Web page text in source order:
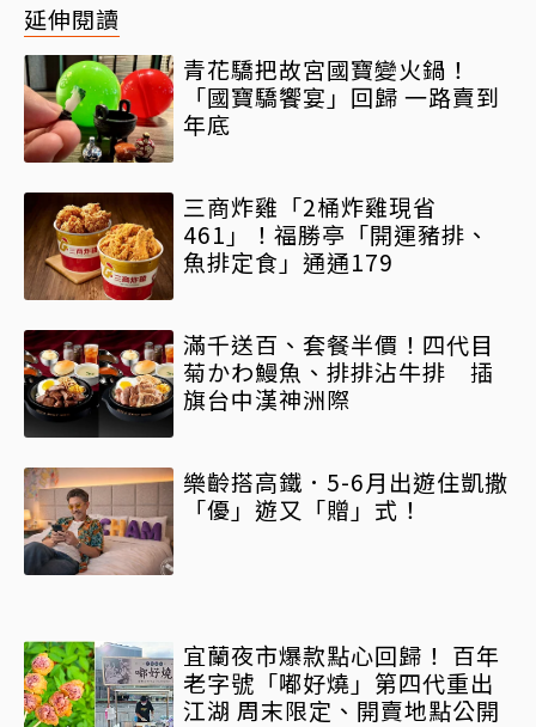
延伸閱讀
青花驕把故宮國寶變火鍋！
「國寶驕饗宴」回歸 一路賣到
年底
三商炸雞「2桶炸雞現省
461」！福勝亭「開運豬排、
魚排定食」通通179
滿千送百、套餐半價！四代目
菊かわ鰻魚、排排沾牛排 插
旗台中漢神洲際
樂齡搭高鐵．5-6月出遊住凱撒
「優」遊又「贈」式！
宜蘭夜市爆款點心回歸！ 百年
老字號「嘟好燒」第四代重出
江湖 周末限定、開賣地點公開